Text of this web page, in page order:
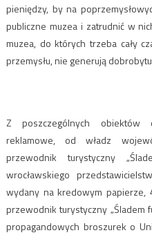
pieniędzy, by na
publiczne muzea i zatrudnić w
muzea, do których trzeba cały
przemysłu, nie generują
Z poszczególnych obiektów
reklamowe, od władz
przewodnik turystyczny
wrocławskiego
wydany na kredowym papierze,
przewodnik turystyczny „Śladem
propagandowych broszurek o